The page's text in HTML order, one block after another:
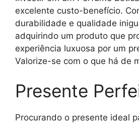
excelente custo-benefício.
durabilidade e qualidade
adquirindo um produto que
experiência luxuosa por um
Valorize-se com o que há de
Presente
Procurando o presente ideal